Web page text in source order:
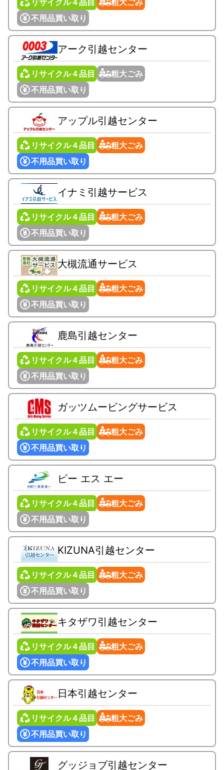
リサイクル４品目
粗大ごみ
不用品買い取り
アーク引越センター
リサイクル４品目
粗大ごみ
不用品買い取り
アップル引越センター
リサイクル４品目
粗大ごみ
不用品買い取り
イナミ引越サービス
リサイクル４品目
粗大ごみ
不用品買い取り
大槻流通サービス
リサイクル４品目
粗大ごみ
不用品買い取り
鹿島引越センター
リサイクル４品目
粗大ごみ
不用品買い取り
ガッツムービングサービス
リサイクル４品目
粗大ごみ
不用品買い取り
ピー エス エー
リサイクル４品目
粗大ごみ
不用品買い取り
KIZUNA引越センター
リサイクル４品目
粗大ごみ
不用品買い取り
キタザワ引越センター
リサイクル４品目
粗大ごみ
不用品買い取り
日本引越センター
リサイクル４品目
粗大ごみ
不用品買い取り
グッジョブ引越センター